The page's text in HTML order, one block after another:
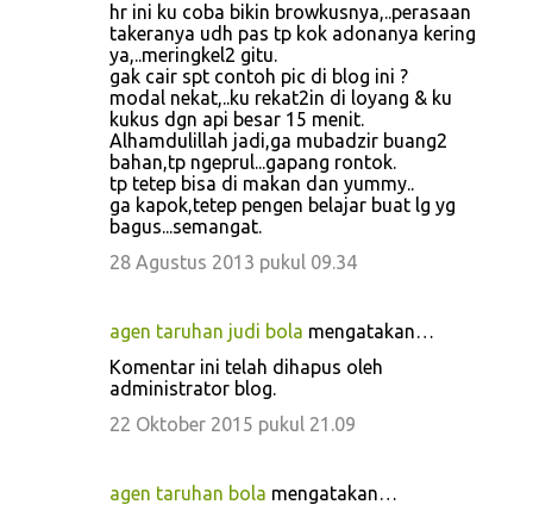
hr ini ku coba bikin browkusnya,..perasaan
takeranya udh pas tp kok adonanya kering
ya,..meringkel2 gitu.
gak cair spt contoh pic di blog ini ?
modal nekat,..ku rekat2in di loyang & ku
kukus dgn api besar 15 menit.
Alhamdulillah jadi,ga mubadzir buang2
bahan,tp ngeprul...gapang rontok.
tp tetep bisa di makan dan yummy..
ga kapok,tetep pengen belajar buat lg yg
bagus...semangat.
28 Agustus 2013 pukul 09.34
agen taruhan judi bola mengatakan…
Komentar ini telah dihapus oleh
administrator blog.
22 Oktober 2015 pukul 21.09
agen taruhan bola mengatakan…